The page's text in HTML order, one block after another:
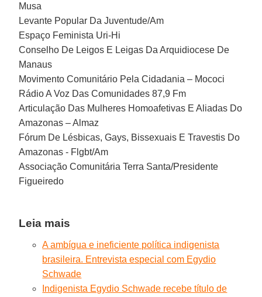
Musa
Levante Popular Da Juventude/Am
Espaço Feminista Uri-Hi
Conselho De Leigos E Leigas Da Arquidiocese De
Manaus
Movimento Comunitário Pela Cidadania – Mococi
Rádio A Voz Das Comunidades 87,9 Fm
Articulação Das Mulheres Homoafetivas E Aliadas Do
Amazonas – Almaz
Fórum De Lésbicas, Gays, Bissexuais E Travestis Do
Amazonas - Flgbt/Am
Associação Comunitária Terra Santa/Presidente
Figueiredo
Leia mais
A ambígua e ineficiente política indigenista
brasileira. Entrevista especial com Egydio
Schwade
Indigenista Egydio Schwade recebe título de